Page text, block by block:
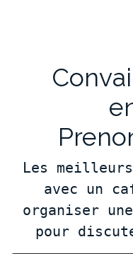
Les
avec un
organiser
pour